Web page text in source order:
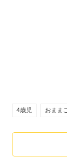
4歳児 おまま